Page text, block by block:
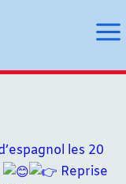
les 20
Reprise